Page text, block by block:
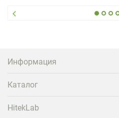
Информация
Каталог
HitekLab